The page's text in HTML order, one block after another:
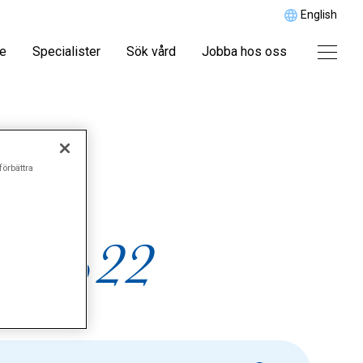
English
Specialister Sök vård Jobba hos oss